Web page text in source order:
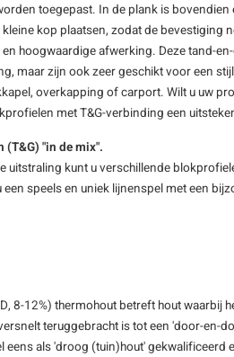
toegepast. In de plank is
kop plaatsen, zodat de bevestiging
hoogwaardige afwerking. Deze tand-
maar zijn ook zeer geschikt voor een
overkapping of carport. Wilt u uw
met T&G-verbinding een
"in de mix".
uitstraling kunt u verschillende
speels en uniek lijnenspel met een
8-12%) thermohout betreft hout waarbij
teruggebracht is tot een 'door-en-
eens als 'droog (tuin)hout' gekwalificeerd